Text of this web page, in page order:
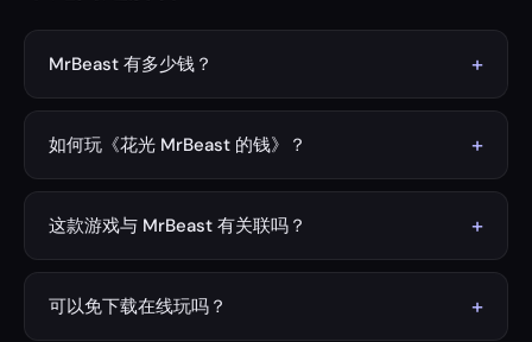
MrBeast 有多少钱？ +
截至2026年，MrBeast（吉米·唐纳森）的估计净资产约为
10亿美元。他的财富主要来自YouTube频道、MrBeast
如何玩《花光 MrBeast 的钱》？ +
设置你想要的计时器（默认1分钟），点击"开始"，然后点击
任意商品的"购买"按钮。看着MrBeast的财富不断减少。如
间结束前花光全部10亿美元！
这款游戏与 MrBeast 有关联吗？ +
没有。本游戏为非官方粉丝制作，仅供娱乐，与
MrBeast（吉米·唐纳森）或任何相关实体不存在任何关联、
可以免下载在线玩吗？ +